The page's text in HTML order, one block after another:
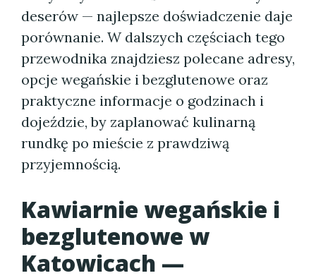
deserów — najlepsze doświadczenie daje
porównanie. W dalszych częściach tego
przewodnika znajdziesz polecane adresy,
opcje wegańskie i bezglutenowe oraz
praktyczne informacje o godzinach i
dojeździe, by zaplanować kulinarną
rundkę po mieście z prawdziwą
przyjemnością.
Kawiarnie wegańskie i
bezglutenowe w
Katowicach —